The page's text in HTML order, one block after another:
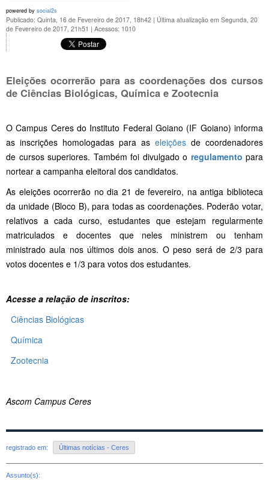
powered by social2s
Publicado: Quinta, 16 de Fevereiro de 2017, 18h42 | Última atualização em Segunda, 20
de Fevereiro de 2017, 21h51 | Acessos: 1010
Eleições ocorrerão para as coordenações dos cursos
de Ciências Biológicas, Química e Zootecnia
O Campus Ceres do Instituto Federal Goiano (IF Goiano) informa
as inscrições homologadas para as eleições de coordenadores
de cursos superiores. Também foi divulgado o regulamento para
nortear a campanha eleitoral dos candidatos.
As eleições ocorrerão no dia 21 de fevereiro, na antiga biblioteca
da unidade (Bloco B), para todas as coordenações. Poderão votar,
relativos a cada curso, estudantes que estejam regularmente
matriculados e docentes que neles ministrem ou tenham
ministrado aula nos últimos dois anos. O peso será de 2/3 para
votos docentes e 1/3 para votos dos estudantes.
Acesse a relação de inscritos:
Ciências Biológicas
Química
Zootecnia
Ascom Campus Ceres
registrado em: Últimas notícias - Ceres
Assunto(s):